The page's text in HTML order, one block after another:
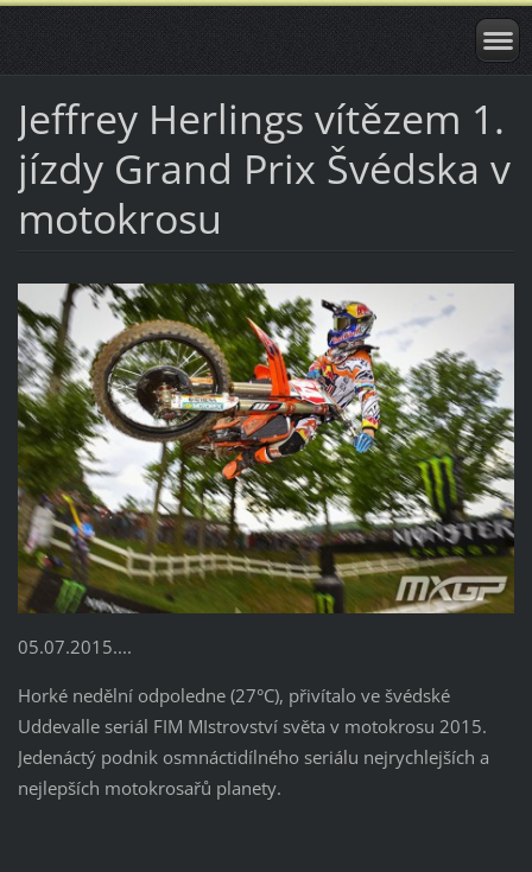
Jeffrey Herlings vítězem 1.
jízdy Grand Prix Švédska v
motokrosu
05.07.2015....
Horké nedělní odpoledne (27°C), přivítalo ve švédské
Uddevalle seriál FIM MIstrovství světa v motokrosu 2015.
Jedenáctý podnik osmnáctidílného seriálu nejrychlejších a
nejlepších motokrosařů planety.